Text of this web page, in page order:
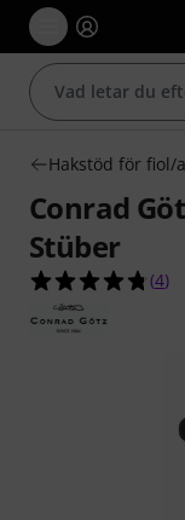
Hakstöd för fiol/
Conrad
Stüber
4.8
(4)